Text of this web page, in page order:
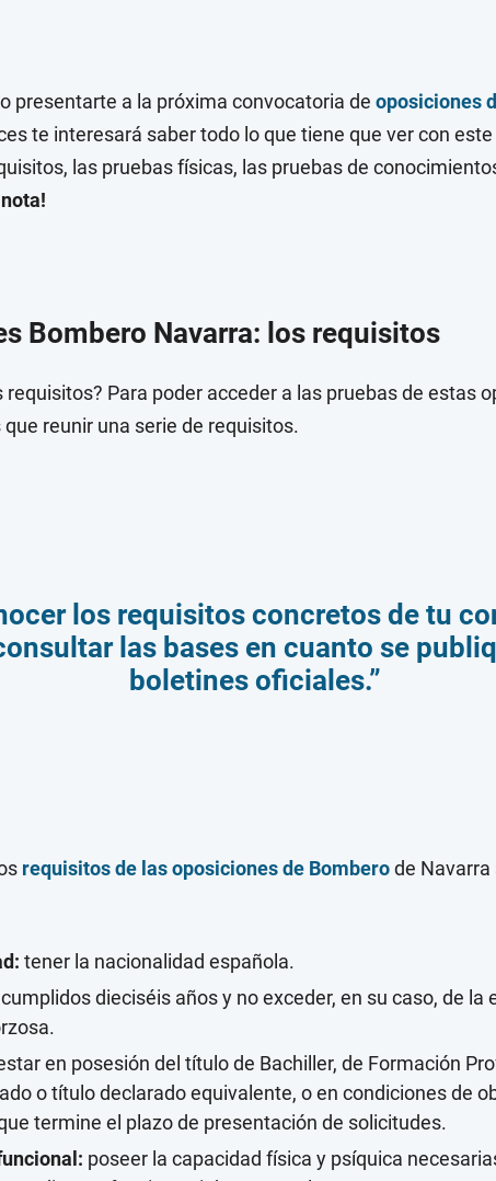
presentarte a la próxima convocatoria de oposiciones
te interesará saber todo lo que tiene que ver con
las pruebas físicas, las pruebas de
Bombero Navarra: los requisitos
requisitos? Para poder acceder a las pruebas de estas
reunir una serie de requisitos.
los requisitos concretos de tu
las bases en cuanto se
boletines oficiales.”
requisitos de las oposiciones de Bomberode Navarra
tener la nacionalidad española.
dieciséis años y no exceder, en su caso, de la
en posesión del título de Bachiller, de Formación
o título declarado equivalente, o en condiciones de
termine el plazo de presentación de solicitudes.
poseer la capacidad física y psíquica